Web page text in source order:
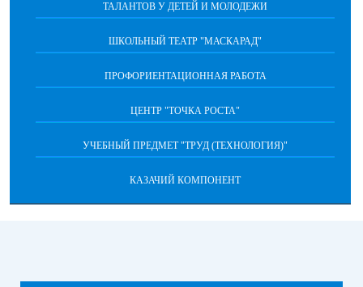
ТАЛАНТОВ У ДЕТЕЙ И МОЛОДЕЖИ
ШКОЛЬНЫЙ ТЕАТР "МАСКАРАД"
ПРОФОРИЕНТАЦИОННАЯ РАБОТА
ЦЕНТР "ТОЧКА РОСТА"
УЧЕБНЫЙ ПРЕДМЕТ "ТРУД (ТЕХНОЛОГИЯ)"
КАЗАЧИЙ КОМПОНЕНТ